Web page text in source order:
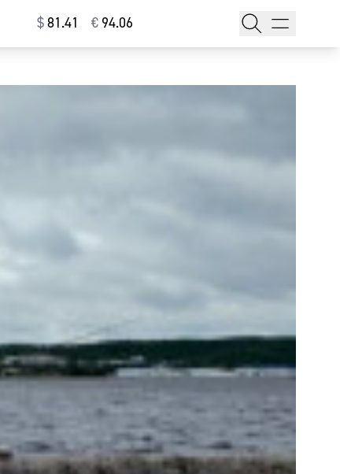
$⁠81.41 € ⁠94.06